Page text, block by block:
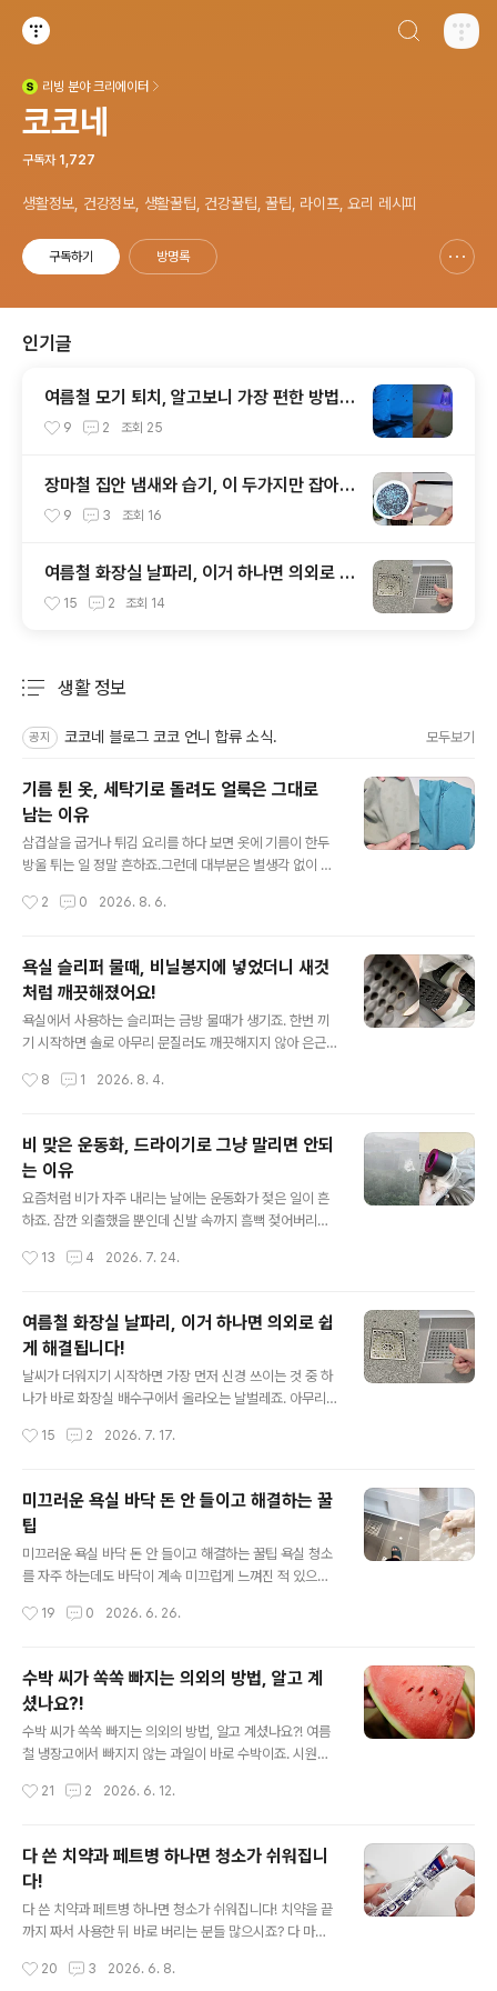
리빙 분야 크리에이터
코코네
구독자 1,727
생활정보, 건강정보, 생활꿀팁, 건강꿀팁, 꿀팁, 라이프, 요리 레시피
구독하기 방명록
인기글
여름철 모기 퇴치, 알고보니 가장 편한 방법은
이거?!
9 2 조회 25
장마철 집안 냄새와 습기, 이 두가지만 잡아도
달라집니다!
9 3 조회 16
여름철 화장실 날파리, 이거 하나면 의외로 쉽
게 해결됩니다!
15 2 조회 14
생활 정보
공지 코코네 블로그 코코 언니 합류 소식. 모두보기
기름 튄 옷, 세탁기로 돌려도 얼룩은 그대로
남는 이유
삼겹살을 굽거나 튀김 요리를 하다 보면 옷에 기름이 한두
방울 튀는 일 정말 흔하죠.그런데 대부분은 별생각 없이 다
지만 기름 얼룩은 일반 오염과 달라서 세탁만으로는 잘 지
었어요. 이거 은근히 신경 쓰이는거 아시죠? 엄청 도드라지
는 건 아니지만 군데군데 얼룩덜룩… 기름 튄 옷을 그대로
세탁하면 기름 성분이 섬유 깊숙이 스며들어 얼룩이 더 선
명하게 남는 경우도 많아요. 이 문제를 해결하기 위해서는
간단해요. 먼저 분무기를 준비해주세요. 제가 사용한 분무
2 0 2026. 8. 6.
욕실 슬리퍼 물때, 비닐봉지에 넣었더니 새것
처럼 깨끗해졌어요!
욕실에서 사용하는 슬리퍼는 금방 물때가 생기죠. 한번 끼
기 시작하면 솔로 아무리 문질러도 깨끗해지지 않아 은근
때는 손이 잘 닿지 않아 청소하기도 번거로운데요. 오늘은
가능한 비법을 준비했어요. 욕실 슬리퍼는 왜 물때가 잘 생
길까요? 욕실슬리퍼는 물이 잘 빠지도록 바닥에 구멍이 있
거나 미끄럼 방지를 위해 홈이 깊게 파여 있는 제품이 많아
요. 이런 구조 때문에 습기가 오래 머물고, 물때와 비누 찌
꺼기가 쉽게 쌓이게 되는데요. 겉은 금방 닦이더라도 홈 안
준비물은 단 두가지면 충분합니다! 욕실 슬리퍼를 세척할
8 1 2026. 8. 4.
비 맞은 운동화, 드라이기로 그냥 말리면 안되
는 이유
요즘처럼 비가 자주 내리는 날에는 운동화가 젖은 일이 흔
하죠. 잠깐 외출했을 뿐인데 신발 속까지 흠뻑 젖어버리면
까지 심해질 수 있어요. 오늘은 젖은 운동화를 냄새 걱정 없
도가 높아 운동화가 쉽게 마르지 않아 곰팡이가 생기기 쉬
워요. 그래서 운동화가 비에 젖었다면 시간을 끌지 말고 최
대한 빨리 물기를 제거하는게 중요해요. 많은 분들이 겉면
만 닦고 끝내는데 사실 문제는 신발 안쪽에 스며든 물기랍
니다. 먼저 마른 수건으로 겉에 묻은 물을 충분히 닦아낸 뒤
남아 있는 수분을 흡수하는 역할을 해요. 빈 공간이 없도록
13 4 2026. 7. 24.
여름철 화장실 날파리, 이거 하나면 의외로 쉽
게 해결됩니다!
날씨가 더워지기 시작하면 가장 먼저 신경 쓰이는 것 중 하
나가 바로 화장실 배수구에서 올라오는 날벌레죠. 아무리
하면 금세 늘어나 스트레스 그 자체인데요. 이 문제를 의외
파리 출몰? ㅠㅠ 배수구 주변을 맴도는 날파리가 보인다면
이미 배수관 내부에서 번식하고 있을 가능성이 있어요. 이
럴때 개체수가 늘어나기 전에 출입구부터 막아주는 것이
효과적이에요. 준비물은 의외로 간단하답니다. 바로 지퍼
백 하나면 충분하다는 말씀 ㅎㅎㅎ 우선 물을 끓인 뒤 너무
해 팔팔 끓는 물보다는 살짝 식힌 물을 사용하는 것이 좋아
15 2 2026. 7. 17.
미끄러운 욕실 바닥 돈 안 들이고 해결하는 꿀
팁
미끄러운 욕실 바닥 돈 안 들이고 해결하는 꿀팁 욕실 청소
를 자주 하는데도 바닥이 계속 미끄럽게 느껴진 적 있으신
는 비누나 샴푸, 바디워시 등이 남긴 잔여물이 더 큰 이유인
면서 눈에는 잘 보이지 않는 미끈한 막을 만들고 결국 미끄
러움까지 심해지게 돼요. 다행히도 특별한 세제를 준비할
필요는 없어요. 집에서 쉽게 구할 수 있는 베이킹소다와 식
초만 있으면 욕실 바닥 미끄러움을 훨씬 쉽게 해결할 수 있
어요. 먼저 바닥 전체에 베이킹소다를 골고루 뿌려요. 그리
가 반응하면서 거품이 생기는데 이 과정에서 바닥에 남아
19 0 2026. 6. 26.
수박 씨가 쏙쏙 빠지는 의외의 방법, 알고 계
셨나요?!
수박 씨가 쏙쏙 빠지는 의외의 방법, 알고 계셨나요?! 여름
철 냉장고에서 빠지지 않는 과일이 바로 수박이죠. 시원하
데요. 그런데 막상 수박을 자르다 보면 모양이 제각각이 되
사실 수박은 자르는 방법만 조금 바꿔도 훨씬 먹기 편해질
수 있어요. 먼저 수박을 자르기 전 간단한 과정 하나가 필요
해요. 수박이 굴러가지 않도록 고정한 뒤 칼끝으로 겉면을
따라 얕게 칼집을 내주세요. 수박 전체를 한바퀴 둘러가며
표시해주는 정도면 충분해요. 이렇게 해두면 수박 껍질이
하게 나와요. 수박을 반으로 자른 뒤에는 써는 방향이..
21 2 2026. 6. 12.
다 쓴 치약과 페트병 하나면 청소가 쉬워집니
다!
다 쓴 치약과 페트병 하나면 청소가 쉬워집니다! 치약을 끝
까지 짜서 사용한 뒤 바로 버리는 분들 많으시죠? 다 마신
대부분이고요. 이 두가지를 함께 활용하면 외외로 유용한
20 3 2026. 6. 8.